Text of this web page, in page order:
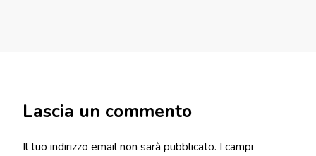
Lascia un commento
Il tuo indirizzo email non sarà pubblicato. I campi